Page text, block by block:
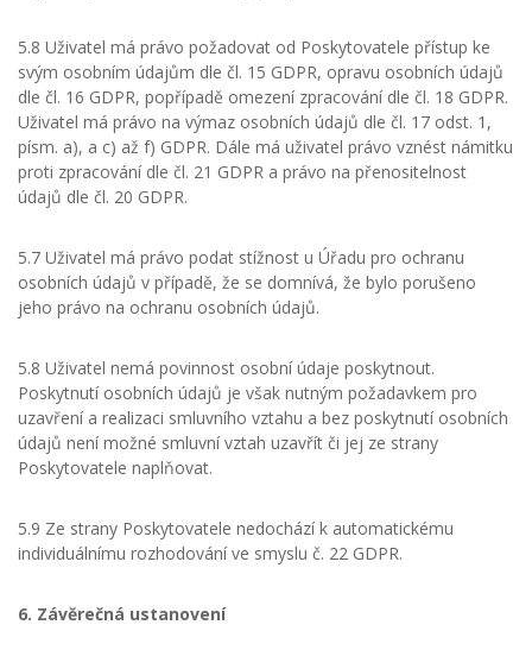
5.8 Uživatel má právo požadovat od Poskytovatele přístup ke
svým osobním údajům dle čl. 15 GDPR, opravu osobních údajů
dle čl. 16 GDPR, popřípadě omezení zpracování dle čl. 18 GDPR.
Uživatel má právo na výmaz osobních údajů dle čl. 17 odst. 1,
písm. a), a c) až f) GDPR. Dále má uživatel právo vznést námitku
proti zpracování dle čl. 21 GDPR a právo na přenositelnost
údajů dle čl. 20 GDPR.
5.7 Uživatel má právo podat stížnost u Úřadu pro ochranu
osobních údajů v případě, že se domnívá, že bylo porušeno
jeho právo na ochranu osobních údajů.
5.8 Uživatel nemá povinnost osobní údaje poskytnout.
Poskytnutí osobních údajů je však nutným požadavkem pro
uzavření a realizaci smluvního vztahu a bez poskytnutí osobních
údajů není možné smluvní vztah uzavřít či jej ze strany
Poskytovatele naplňovat.
5.9 Ze strany Poskytovatele nedochází k automatickému
individuálnímu rozhodování ve smyslu č. 22 GDPR.
6. Závěrečná ustanovení